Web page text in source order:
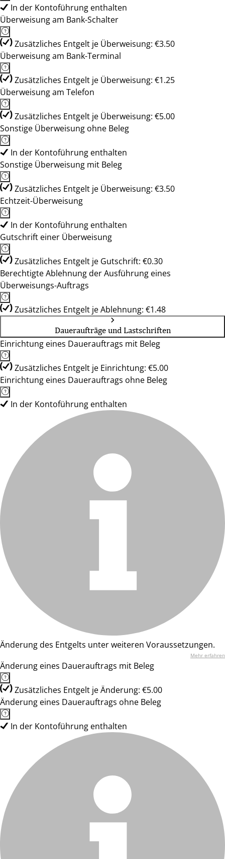
In der Kontoführung enthalten
Überweisung am Bank-Schalter
Zusätzliches Entgelt je Überweisung: €3.50
Überweisung am Bank-Terminal
Zusätzliches Entgelt je Überweisung: €1.25
Überweisung am Telefon
Zusätzliches Entgelt je Überweisung: €5.00
Sonstige Überweisung ohne Beleg
In der Kontoführung enthalten
Sonstige Überweisung mit Beleg
Zusätzliches Entgelt je Überweisung: €3.50
Echtzeit-Überweisung
In der Kontoführung enthalten
Gutschrift einer Überweisung
Zusätzliches Entgelt je Gutschrift: €0.30
Berechtigte Ablehnung der Ausführung eines
Überweisungs-Auftrags
Zusätzliches Entgelt je Ablehnung: €1.48
Daueraufträge und Lastschriften
Einrichtung eines Dauerauftrags mit Beleg
Zusätzliches Entgelt je Einrichtung: €5.00
Einrichtung eines Dauerauftrags ohne Beleg
In der Kontoführung enthalten
Änderung des Entgelts unter weiteren Voraussetzungen.
Mehr erfahren
Änderung eines Dauerauftrags mit Beleg
Zusätzliches Entgelt je Änderung: €5.00
Änderung eines Dauerauftrags ohne Beleg
In der Kontoführung enthalten